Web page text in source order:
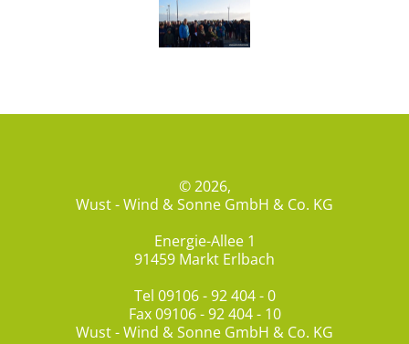
© 2026,
Wust - Wind & Sonne GmbH & Co. KG
Energie-Allee 1
91459 Markt Erlbach
Tel 09106 - 92 404 - 0
Fax 09106 - 92 404 - 10
Wust - Wind & Sonne GmbH & Co. KG